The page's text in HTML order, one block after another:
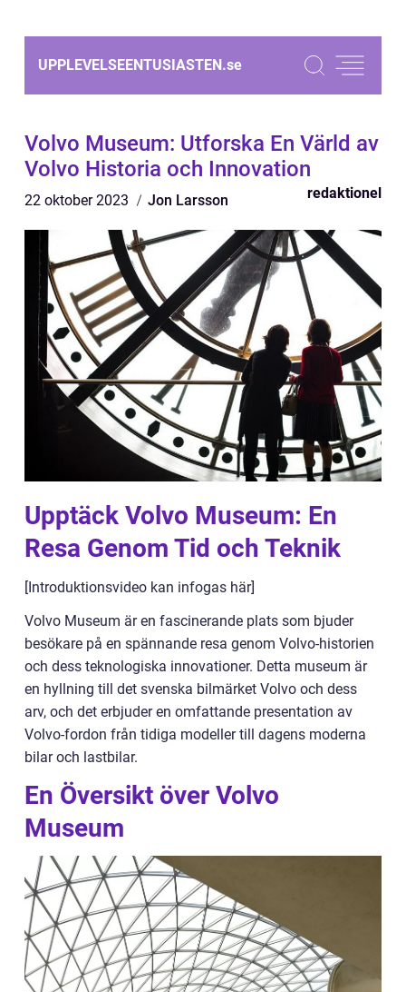
UPPLEVELSEENTUSIASTEN.se
Volvo Museum: Utforska En Värld av
Volvo Historia och Innovation
22 oktober 2023 Jon Larsson redaktionel
Upptäck Volvo Museum: En
Resa Genom Tid och Teknik
[Introduktionsvideo kan infogas här]
Volvo Museum är en fascinerande plats som bjuder
besökare på en spännande resa genom Volvo-historien
och dess teknologiska innovationer. Detta museum är
en hyllning till det svenska bilmärket Volvo och dess
arv, och det erbjuder en omfattande presentation av
Volvo-fordon från tidiga modeller till dagens moderna
bilar och lastbilar.
En Översikt över Volvo
Museum